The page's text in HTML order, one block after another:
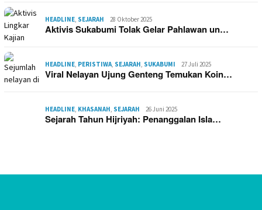
HEADLINE SEJARAH 28 Oktober 2025
Aktivis Sukabumi Tolak Gelar Pahlawan un…
HEADLINE PERISTIWA SEJARAH SUKABUMI 27 Juli 2025
Viral Nelayan Ujung Genteng Temukan Koin…
HEADLINE KHASANAH SEJARAH 26 Juni 2025
Sejarah Tahun Hijriyah: Penanggalan Isla…